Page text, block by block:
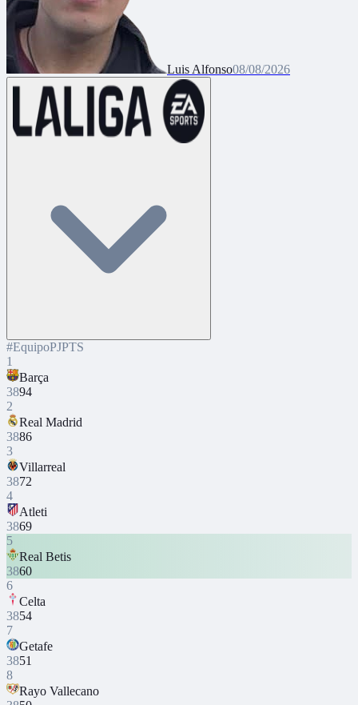
Luis Alfonso08/08/2026
#EquipoPJPTS
1
Barça
3894
2
Real Madrid
3886
3
Villarreal
3872
4
Atleti
3869
5
Real Betis
3860
6
Celta
3854
7
Getafe
3851
8
Rayo Vallecano